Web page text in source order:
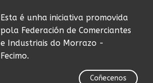
Esta é unha iniciativa promovida
pola Federación de Comerciantes
e Industriais do Morrazo -
Fecimo.
Coñecenos